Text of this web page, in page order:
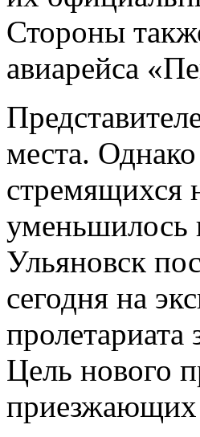
Стороны
авиарейса
места.
стремящихся
уменьшилось
Ульяновск
сегодня на
пролетариата
Цель нового
приезжающих